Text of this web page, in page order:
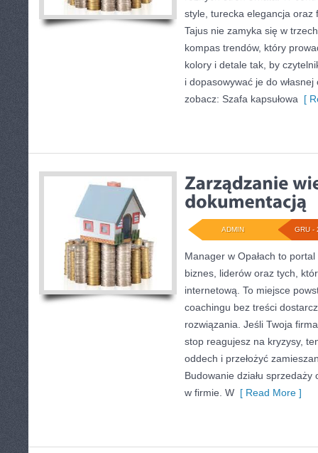
style, turecka elegancja oraz
Tajus nie zamyka się w
kompas trendów, który
kolory i detale tak, by
i dopasowywać je do
zobacz: Szafa kapsułowa [
GRU -
ADMIN
Manager w Opałach to
biznes, liderów oraz tych,
internetową. To miejsce
coachingu bez treści
rozwiązania. Jeśli Twoja
stop reagujesz na kryzysy,
oddech i przełożyć
Budowanie działu
w firmie. W [ Read More ]